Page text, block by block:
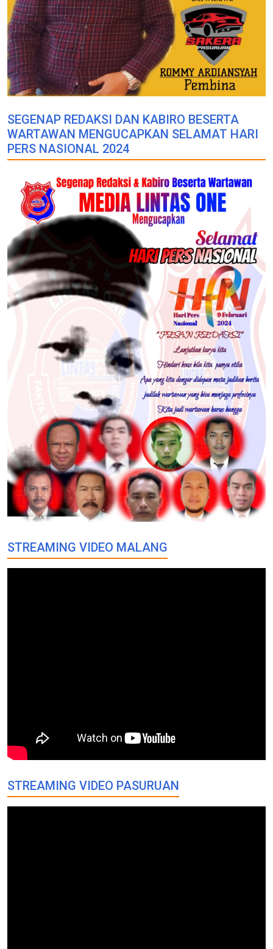
SEGENAP REDAKSI DAN KABIRO BESERTA
WARTAWAN MENGUCAPKAN SELAMAT HARI
PERS NASIONAL 2024
STREAMING VIDEO MALANG
STREAMING VIDEO PASURUAN